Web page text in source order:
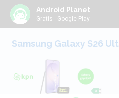
Android Planet
Gratis - Google Play
Samsung Galaxy S26